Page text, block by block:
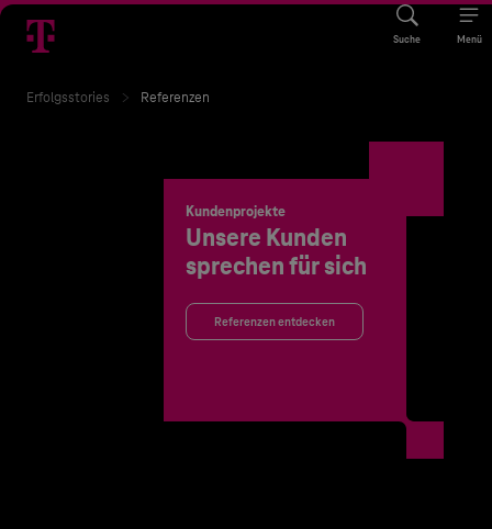
Suche Menü
Erfolgsstories Referenzen
Kundenprojekte
Unsere Kunden
sprechen für sich
Referenzen entdecken